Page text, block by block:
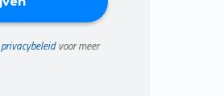
privacybeleidvoor meer